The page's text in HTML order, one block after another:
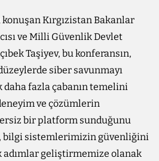
konuşan Kırgızistan Bakanlar
ve Milli Güvenlik Devlet
Taşiyev, bu konferansın,
siber savunmayı
fazla çabanın temelini
ve çözümlerin
bir platform sunduğunu
bilgi sistemlerimizin güvenliğini
geliştirmemize olanak